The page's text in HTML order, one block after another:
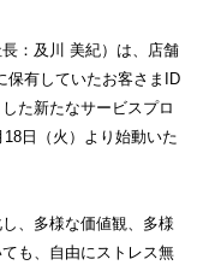
：及川 美紀）は、店舗
保有していたお客さまID
た新たなサービスプロ
日（火）より始動いた
、多様な価値観、多様
も、自由にストレス無